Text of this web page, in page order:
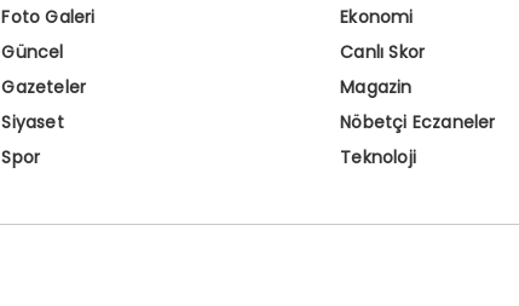
Foto Galeri Ekonomi
Güncel Canlı Skor
Gazeteler Magazin
Siyaset Nöbetçi Eczaneler
Spor Teknoloji